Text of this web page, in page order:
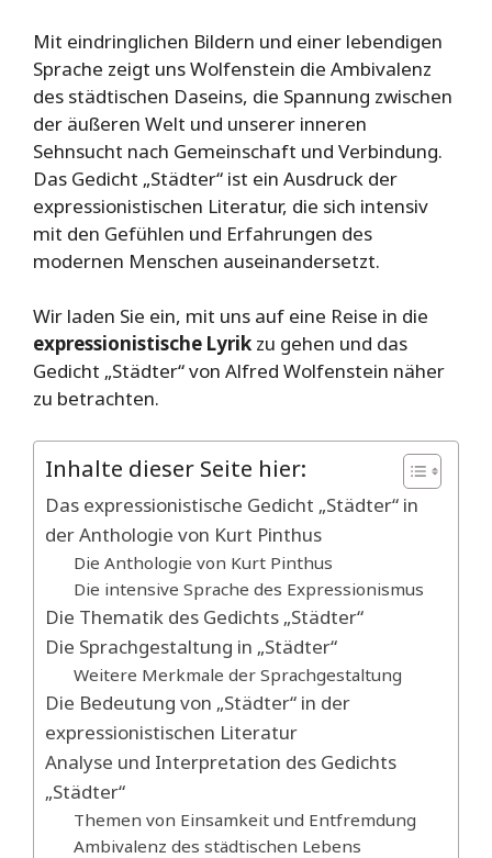
Mit eindringlichen Bildern und einer lebendigen
Sprache zeigt uns Wolfenstein die Ambivalenz
des städtischen Daseins, die Spannung zwischen
der äußeren Welt und unserer inneren
Sehnsucht nach Gemeinschaft und Verbindung.
Das Gedicht „Städter“ ist ein Ausdruck der
expressionistischen Literatur, die sich intensiv
mit den Gefühlen und Erfahrungen des
modernen Menschen auseinandersetzt.
Wir laden Sie ein, mit uns auf eine Reise in die
expressionistische Lyrik zu gehen und das
Gedicht „Städter“ von Alfred Wolfenstein näher
zu betrachten.
Inhalte dieser Seite hier:
Das expressionistische Gedicht „Städter“ in
der Anthologie von Kurt Pinthus
Die Anthologie von Kurt Pinthus
Die intensive Sprache des Expressionismus
Die Thematik des Gedichts „Städter“
Die Sprachgestaltung in „Städter“
Weitere Merkmale der Sprachgestaltung
Die Bedeutung von „Städter“ in der
expressionistischen Literatur
Analyse und Interpretation des Gedichts
„Städter“
Themen von Einsamkeit und Entfremdung
Ambivalenz des städtischen Lebens